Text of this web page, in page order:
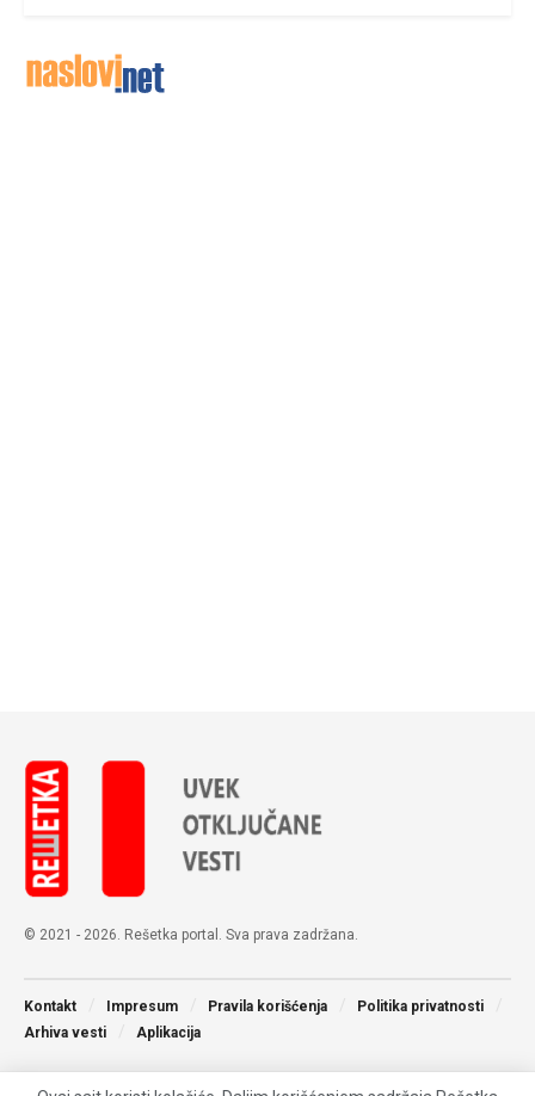
© 2021 - 2026. Rešetka portal. Sva prava zadržana.
Kontakt Impresum Pravila korišćenja
Politika privatnosti
Arhiva vesti
Aplikacija